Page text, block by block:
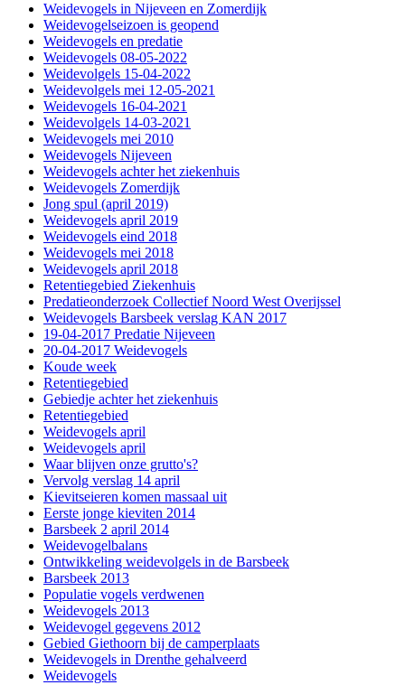
Weidevogels in Nijeveen en Zomerdijk
Weidevogelseizoen is geopend
Weidevogels en predatie
Weidevogels 08-05-2022
Weidevolgels 15-04-2022
Weidevolgels mei 12-05-2021
Weidevogels 16-04-2021
Weidevolgels 14-03-2021
Weidevogels mei 2010
Weidevogels Nijeveen
Weidevogels achter het ziekenhuis
Weidevogels Zomerdijk
Jong spul (april 2019)
Weidevogels april 2019
Weidevogels eind 2018
Weidevogels mei 2018
Weidevogels april 2018
Retentiegebied Ziekenhuis
Predatieonderzoek Collectief Noord West Overijssel
Weidevogels Barsbeek verslag KAN 2017
19-04-2017 Predatie Nijeveen
20-04-2017 Weidevogels
Koude week
Retentiegebied
Gebiedje achter het ziekenhuis
Retentiegebied
Weidevogels april
Weidevogels april
Waar blijven onze grutto's?
Vervolg verslag 14 april
Kievitseieren komen massaal uit
Eerste jonge kieviten 2014
Barsbeek 2 april 2014
Weidevogelbalans
Ontwikkeling weidevolgels in de Barsbeek
Barsbeek 2013
Populatie vogels verdwenen
Weidevogels 2013
Weidevogel gegevens 2012
Gebied Giethoorn bij de camperplaats
Weidevogels in Drenthe gehalveerd
Weidevogels